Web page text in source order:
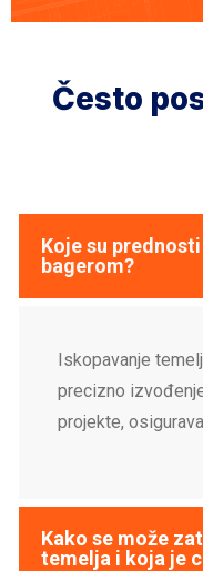
Često
Koje su
bagerom?
Iskopavanje
precizno
projekte,
Kako se može
temelja i koja je